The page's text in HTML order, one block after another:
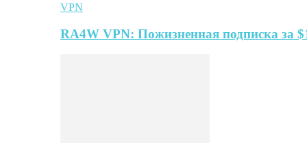
VPN
RA4W VPN: Пожизненная подписка за